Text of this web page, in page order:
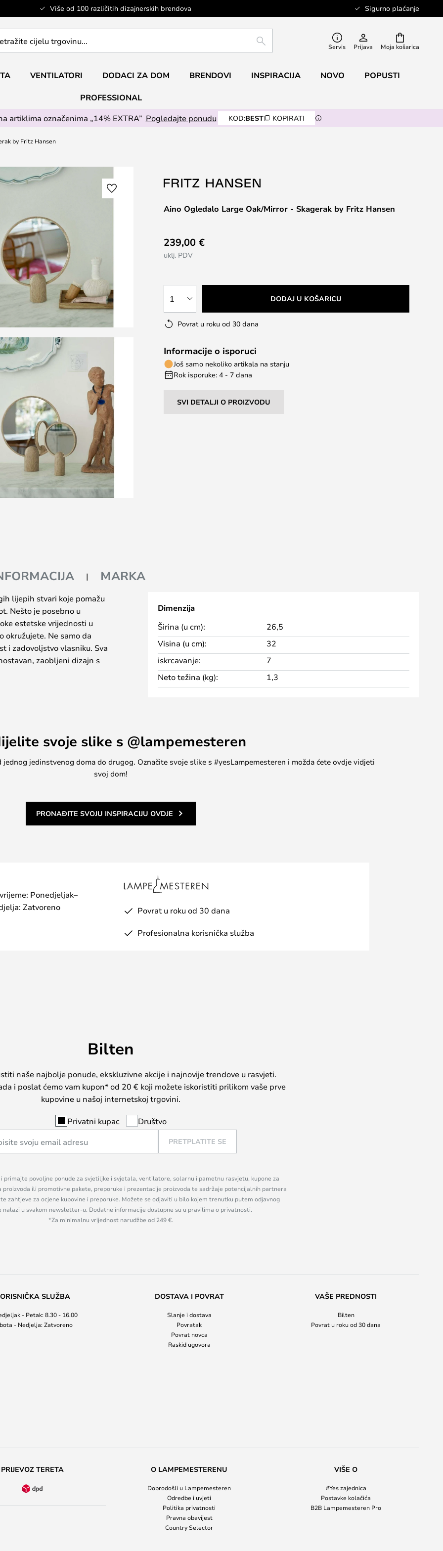
Više od 100 različitih dizajnerskih brendova Sigurno plaćanje
Moja košarica
TRAŽI Servis Prijava
VENTILATORI DODACI ZA DOM BRENDOVI INSPIRACIJA NOVO POPUSTI
PROFESSIONAL
artiklima označenima „14% EXTRA” Pogledajte ponudu KOD:BEST KOPIRATI
by Fritz Hansen
Aino Ogledalo Large Oak/Mirror - Skagerak by Fritz Hansen
239,00 €
uklj. PDV
1 DODAJ U KOŠARICU
Povrat u roku od 30 dana
Informacije o isporuci
Još samo nekoliko artikala na stanju
Rok isporuke: 4 - 7 dana
SVI DETALJI O PROIZVODU
MARKA
lijepih stvari koje pomažu
Nešto je posebno u
estetske vrijednosti u
okružujete. Ne samo da
i zadovoljstvo vlasniku. Sva
zaobljeni dizajn s
okvirom od svijetlog
Dimenzija
Širina (u cm):
26,5
Visina (u cm):
32
iskrcavanje:
7
Neto težina (kg):
1,3
svoje slike s @lampemesteren
jedinstvenog doma do drugog. Označite svoje slike s #yesLampemesteren i možda ćete ovdje vidjeti
svoj dom!
PRONAĐITE SVOJU INSPIRACIJU OVDJE
Ponedjeljak–
Zatvoreno
Povrat u roku od 30 dana
Profesionalna korisnička služba
Bilten
naše najbolje ponude, ekskluzivne akcije i najnovije trendove u rasvjeti.
i poslat ćemo vam kupon* od 20 € koji možete iskoristiti prilikom vaše prve
kupovine u našoj internetskoj trgovini.
Privatni kupac Društvo
PRETPLATITE SE
primajte povoljne ponude za svjetiljke i svjetala, ventilatore, solarnu i pametnu rasvjetu, kupone za
proizvoda ili promotivne pakete, preporuke i prezentacije proizvoda te sadržaje potencijalnih partnera
zahtjeve za ocjene kupovine i preporuke. Možete se odjaviti u bilo kojem trenutku putem odjavnog
nalazi u svakom newsletter-u. Dodatne informacije dostupne su u pravilima o privatnosti.
*Za minimalnu vrijednost narudžbe od 249 €.
SLUŽBA
- Petak: 8.30 - 16.00
- Nedjelja: Zatvoreno
DOSTAVA I POVRAT
Slanje i dostava
Povratak
Povrat novca
Raskid ugovora
VAŠE PREDNOSTI
Bilten
Povrat u roku od 30 dana
PRIJEVOZ TERETA O LAMPEMESTERENU
Dobrodošli u Lampemesteren
Odredbe i uvjeti
Politika privatnosti
Pravna obavijest
Country Selector
VIŠE O
#Yes zajednica
Postavke kolačića
B2B Lampemesteren Pro